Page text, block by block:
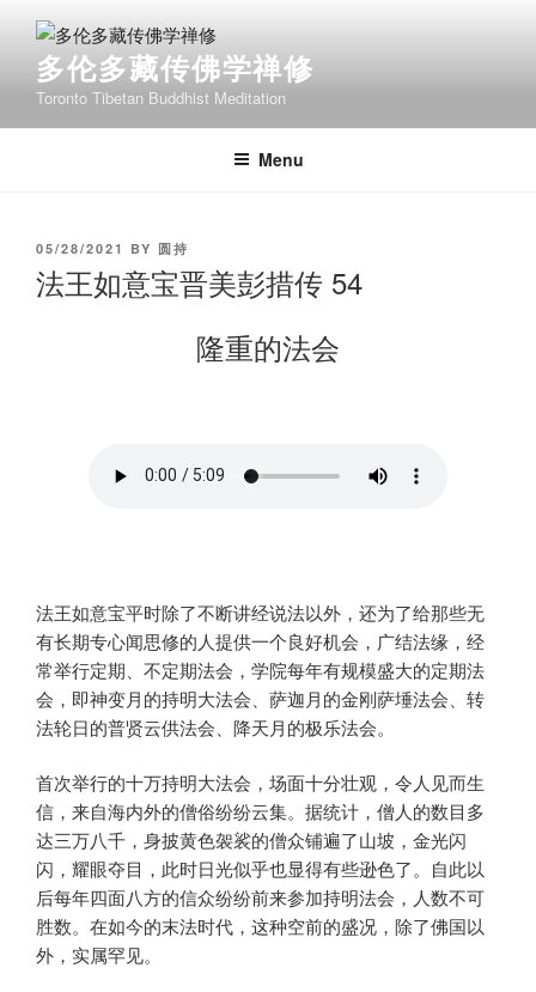
content多伦多藏传佛学禅修
Toronto Tibetan Buddhist Meditation
Menu
POSTED
ON
05/28/2021 BY 圆持
法王如意宝晋美彭措传 54
隆重的法会
法王如意宝平时除了不断讲经说法以外，还为了给那些无
有长期专心闻思修的人提供一个良好机会，广结法缘，经
常举行定期、不定期法会，学院每年有规模盛大的定期法
会，即神变月的持明大法会、萨迦月的金刚萨埵法会、转
法轮日的普贤云供法会、降天月的极乐法会。
首次举行的十万持明大法会，场面十分壮观，令人见而生
信，来自海内外的僧俗纷纷云集。据统计，僧人的数目多
达三万八千，身披黄色袈裟的僧众铺遍了山坡，金光闪
闪，耀眼夺目，此时日光似乎也显得有些逊色了。自此以
后每年四面八方的信众纷纷前来参加持明法会，人数不可
胜数。在如今的末法时代，这种空前的盛况，除了佛国以
外，实属罕见。